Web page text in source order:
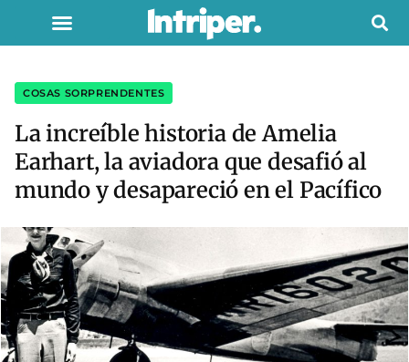
COSAS SORPRENDENTES
La increíble historia de Amelia
Earhart, la aviadora que desafió al
mundo y desapareció en el Pacífico